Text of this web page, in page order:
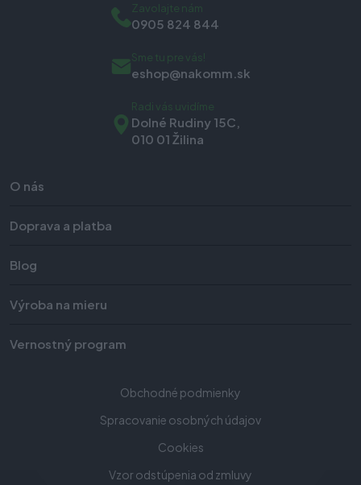
O nás
Doprava a platba
Blog
Výroba na mieru
Vernostný program
Obchodné podmienky
Spracovanie osobných údajov
Cookies
Vzor odstúpenia od zmluvy
Zavolajte nám
0905 824 844
Sme tu pre vás!
eshop@nakomm.sk
Radi vás uvidíme
Dolné Rudiny 15C,
010 01 Žilina